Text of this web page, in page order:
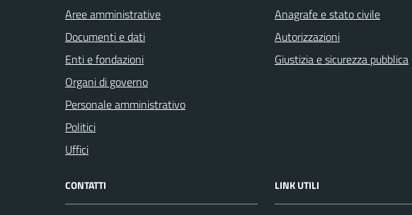
Aree amministrative
Documenti e dati
Enti e fondazioni
Organi di governo
Personale amministrativo
Politici
Uffici
Anagrafe e stato civile
Autorizzazioni
Giustizia e sicurezza pubblica
CONTATTI LINK UTILI